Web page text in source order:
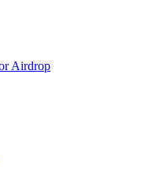
Airdrop